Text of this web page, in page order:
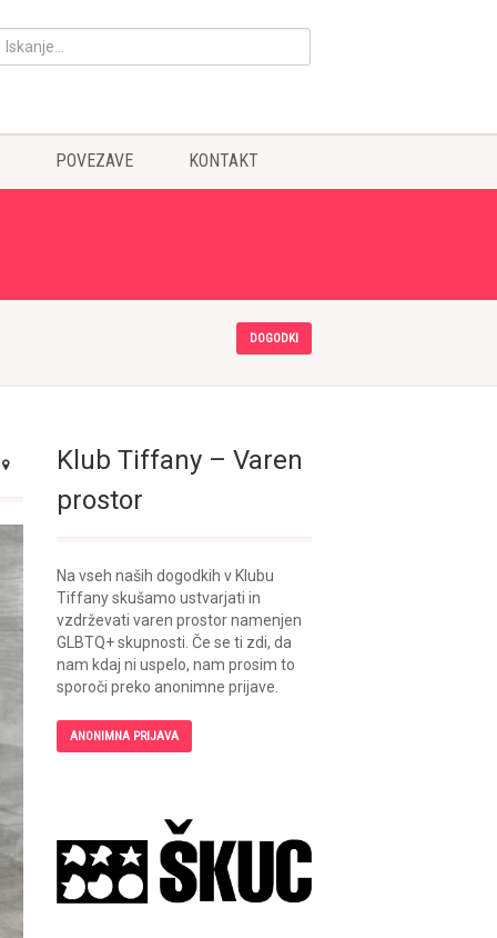
POVEZAVE KONTAKT
DOGODKI
Klub Tiffany – Varen
prostor
Na vseh naših dogodkih v Klubu
Tiffany skušamo ustvarjati in
vzdrževati varen prostor namenjen
GLBTQ+ skupnosti. Če se ti zdi, da
nam kdaj ni uspelo, nam prosim to
sporoči preko anonimne prijave.
ANONIMNA PRIJAVA